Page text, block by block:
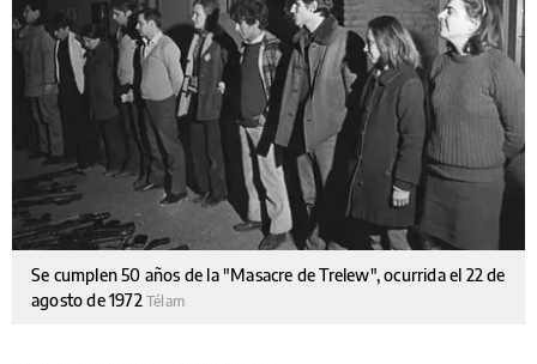
Se cumplen 50 años de la "Masacre de Trelew", ocurrida el 22 de
agosto de 1972 Télam